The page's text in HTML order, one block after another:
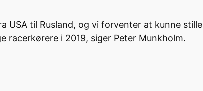
USA til Rusland, og vi forventer at kunne
i 2019, siger Peter Munkholm.